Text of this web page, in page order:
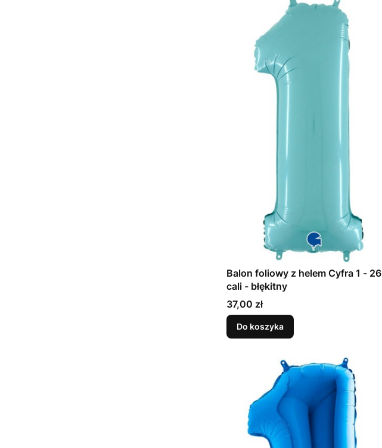
Balon foliowy z helem Cyfra 1 - 26
cali - błękitny
Cena
37,00 zł
Do koszyka